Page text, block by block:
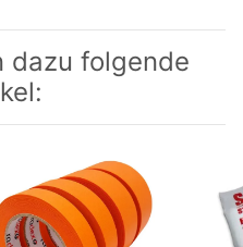
dazu folgende